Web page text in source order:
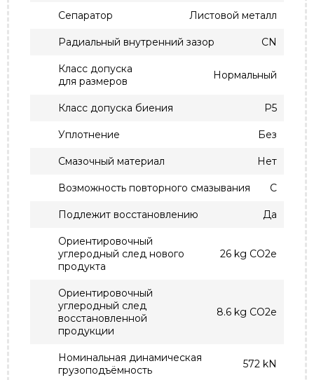
Сепаратор Листовой металл
Радиальный внутренний зазор CN
Класс допуска
для размеров
Нормальный
Класс допуска биения P5
Уплотнение Без
Смазочный материал Нет
Возможность повторного смазывания С
Подлежит восстановлению Да
Ориентировочный
углеродный след нового
продукта
26 kg CO2e
Ориентировочный
углеродный след
восстановленной
продукции
8.6 kg CO2e
Номинальная динамическая
грузоподъёмность
572 kN